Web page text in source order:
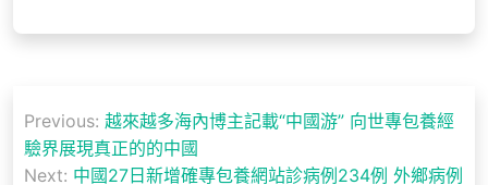
章
導
Previous: 越來越多海內博主記載“中國游” 向世專包養經
驗界展現真正的的中國
Next: 中國27日新增確專包養網站診病例234例 外鄉病例